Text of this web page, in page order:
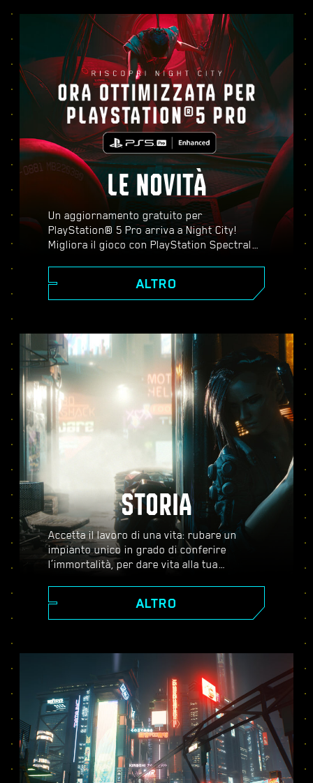
LE NOVITÀ
Un aggiornamento gratuito per
PlayStation® 5 Pro arriva a Night City!
Migliora il gioco con PlayStation Spectral
elevate e tanto altro ancora. Scegli tra tre
modalità grafiche: Prestazioni, Ray tracing
perfezionata, un'azione più fluida e tutto il
meglio che Cyberpunk 2077 può offrirti su
PS5® Pro.
ALTRO
STORIA
Accetta il lavoro di una vita: rubare un
impianto unico in grado di conferire
l’immortalità, per dare vita alla tua
influenzano la storia e le persone attorno a
te. Accetta una serie di incarichi per
cyberpunk leggendario mentre scopri i
misteri legati al prezioso impianto che tutti
stanno disperatamente cercando di
ottenere.
ALTRO